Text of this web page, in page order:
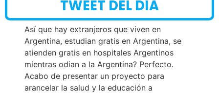
TWEET DEL DÍA
Así que hay extranjeros que viven en
Argentina, estudian gratis en Argentina, se
atienden gratis en hospitales Argentinos
mientras odian a la Argentina? Perfecto.
Acabo de presentar un proyecto para
arancelar la salud y la educación a